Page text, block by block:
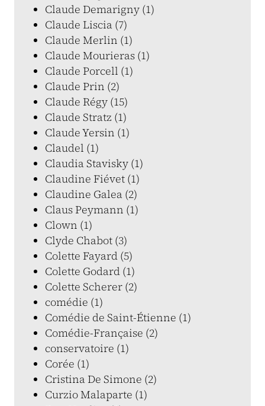
Claude Demarigny (1)
Claude Liscia (7)
Claude Merlin (1)
Claude Mourieras (1)
Claude Porcell (1)
Claude Prin (2)
Claude Régy (15)
Claude Stratz (1)
Claude Yersin (1)
Claudel (1)
Claudia Stavisky (1)
Claudine Fiévet (1)
Claudine Galea (2)
Claus Peymann (1)
Clown (1)
Clyde Chabot (3)
Colette Fayard (5)
Colette Godard (1)
Colette Scherer (2)
comédie (1)
Comédie de Saint-Étienne (1)
Comédie-Française (2)
conservatoire (1)
Corée (1)
Cristina De Simone (2)
Curzio Malaparte (1)